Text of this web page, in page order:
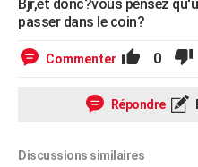
S'inscrire
Se connecter
Lycées
Collèges
Primaires
Universités
Entreprises
Service militaire
Avis de recherche
AVIS DE DÉCÈS
FORUM
Bjr,et donc?vous pensez
passer dans le coin?
Commenter 0
Répondre
Discussions similaires